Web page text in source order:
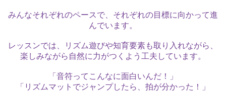
みんなそれぞれのペースで、それぞれの目標に向かって進
んでいます。
レッスンでは、リズム遊びや知育要素も取り入れながら、
楽しみながら自然に力がつくよう工夫しています。
「音符ってこんなに面白いんだ！」
「リズムマットでジャンプしたら、拍が分かった！」